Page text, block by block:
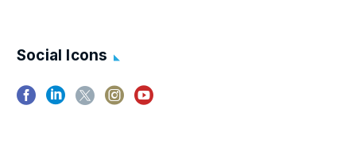
Social Icons